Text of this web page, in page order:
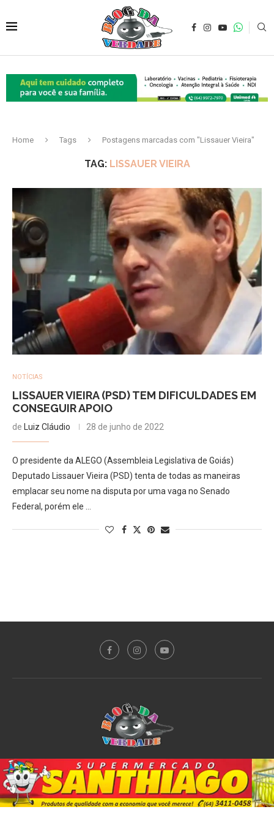
Home Tags Postagens marcadas com "Lissauer Vieira"
TAG: LISSAUER VIEIRA
NOTÍCIAS
LISSAUER VIEIRA (PSD) TEM DIFICULDADES EM
CONSEGUIR APOIO
de Luiz Cláudio 28 de junho de 2022
O presidente da ALEGO (Assembleia Legislativa de Goiás)
Deputado Lissauer Vieira (PSD) tenta de todas as maneiras
emplacar seu nome na disputa por uma vaga no Senado
Federal, porém ele …
Sobre o Blog Notícias Plantão Policial Acidente
Política
Esporte
@2020 - All Right Reserved. Designed and Developed byPortalDev